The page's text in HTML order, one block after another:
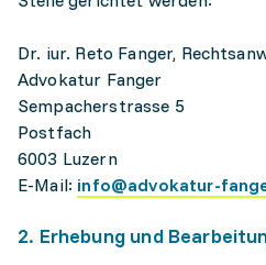
Dr. iur. Reto Fanger,
Advokatur Fanger
Sempacherstrasse 5
Postfach
6003 Luzern
E-Mail: info@advokatur-
2. Erhebung und